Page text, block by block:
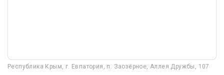
Республика Крым, г. Евпатория, п. Заозёрное, Аллея Дружбы, 107